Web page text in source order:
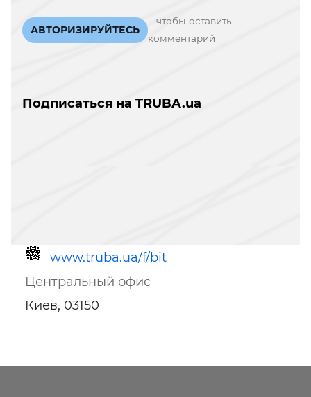
АВТОРИЗИРУЙТЕСЬ
чтобы оставить
комментарий
Подписаться на TRUBA.ua
www.truba.ua/f/bit
Центральный офис
Киев, 03150